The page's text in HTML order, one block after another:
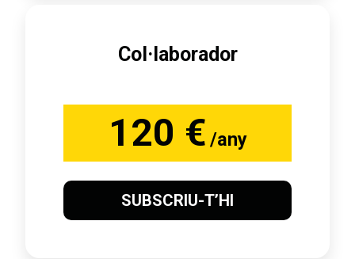
Col·laborador
120 € /any
SUBSCRIU-T’HI